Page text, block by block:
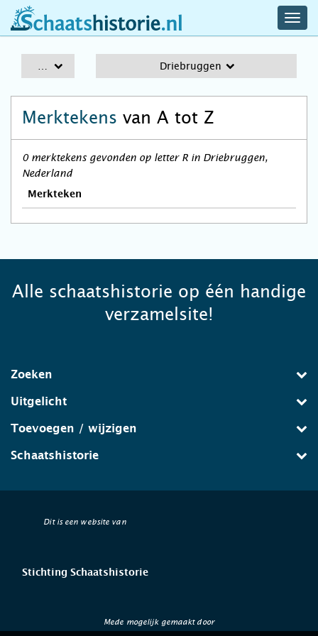
schaatshistorie.nl
Driebruggen
Merktekens van A tot Z
0 merktekens gevonden op letter R in Driebruggen,
Nederland
Merkteken
Alle schaatshistorie op één handige
verzamelsite!
Zoeken
Uitgelicht
Toevoegen / wijzigen
Schaatshistorie
Dit is een website van
Stichting Schaatshistorie
Mede mogelijk gemaakt door